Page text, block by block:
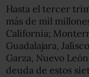
Hasta el tercer
más de mil
California;
Guadalajara,
Garza, Nuevo
deuda de estos